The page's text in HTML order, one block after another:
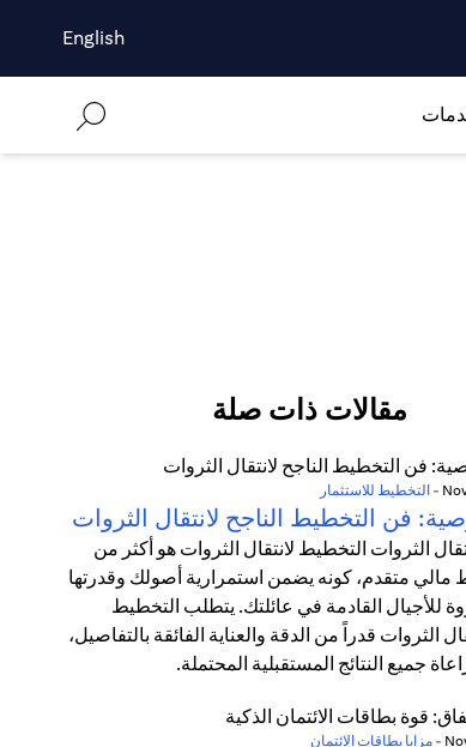
English
مقالات ذات صلة
- التخطيط للاستثمار
فن التخطيط الناجح لانتقال الثروات
الثروات التخطيط لانتقال الثروات هو أكثر من
متقدم، كونه يضمن استمرارية أصولك وقدرتها
للأجيال القادمة في عائلتك. يتطلب التخطيط
الثروات قدراً من الدقة والعناية الفائقة بالتفاصيل،
جميع النتائج المستقبلية المحتملة.
- مزايا بطاقات الائتمان